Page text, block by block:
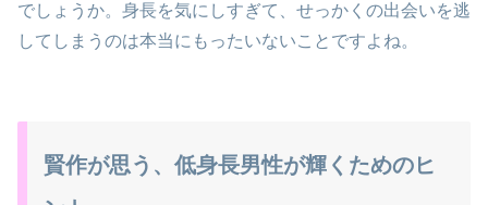
でしょうか。身長を気にしすぎて、せっかくの出会いを逃
してしまうのは本当にもったいないことですよね。
賢作が思う、低身長男性が輝くためのヒ